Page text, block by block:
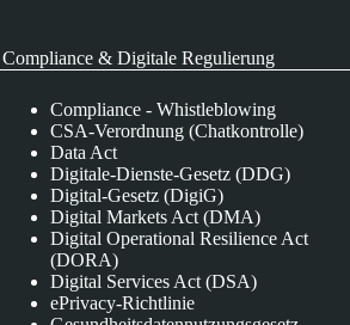
Compliance & Digitale Regulierung
Compliance - Whistleblowing
CSA-Verordnung (Chatkontrolle)
Data Act
Digitale-Dienste-Gesetz (DDG)
Digital-Gesetz (DigiG)
Digital Markets Act (DMA)
Digital Operational Resilience Act
(DORA)
Digital Services Act (DSA)
ePrivacy-Richtlinie